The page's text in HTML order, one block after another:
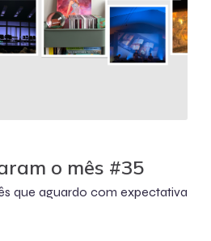
o mês #35
que aguardo com expectativa